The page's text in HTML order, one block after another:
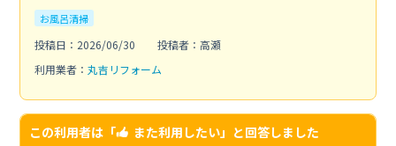
お風呂清掃
投稿日：2026/06/30
投稿者：高瀬
利用業者： 丸吉リフォーム
この利用者は「 また利用したい」と回答しました